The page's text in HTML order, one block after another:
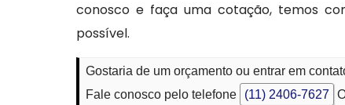
conosco e faça uma cotação, temos
possível.
Gostaria de um orçamento ou entrar em
Fale conosco pelo telefone
(11) 2406-7627